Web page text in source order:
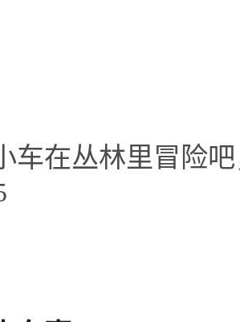
车在丛林里冒险